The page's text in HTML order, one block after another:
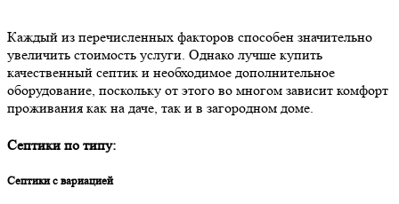
Каждый из перечисленных факторов способен значительно
увеличить стоимость услуги. Однако лучше купить
качественный септик и необходимое дополнительное
оборудование, поскольку от этого во многом зависит комфорт
проживания как на даче, так и в загородном доме.
Септики по типу:
Септики с вариацией